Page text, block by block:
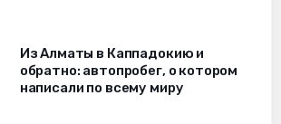
Из Алматы в Каппадокию и
обратно: автопробег, о котором
написали по всему миру